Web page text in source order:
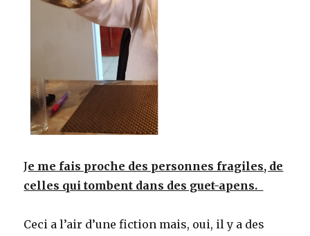
Je me fais proche des personnes fragiles, de
celles qui tombent dans des guet-apens.
Ceci a l’air d’une fiction mais, oui, il y a des